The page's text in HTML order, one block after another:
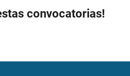
convocatorias!